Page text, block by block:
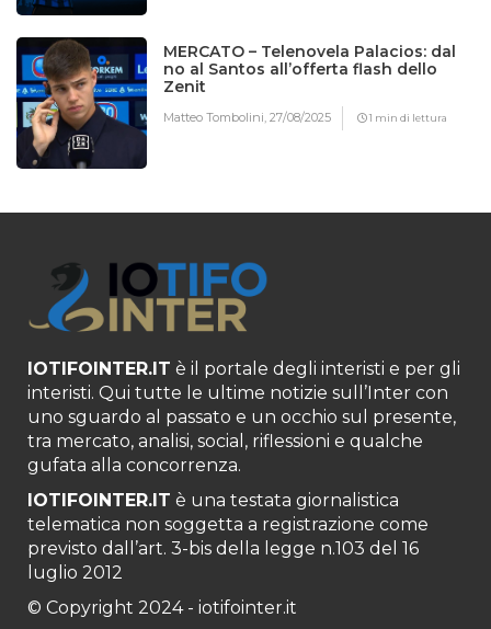
MERCATO – Telenovela Palacios: dal
no al Santos all’offerta flash dello
Zenit
Matteo Tombolini,27/08/2025 1 min di lettura
IOTIFOINTER.IT è il portale degli interisti e per gli
interisti. Qui tutte le ultime notizie sull’Inter con
uno sguardo al passato e un occhio sul presente,
tra mercato, analisi, social, riflessioni e qualche
gufata alla concorrenza.
IOTIFOINTER.IT è una testata giornalistica
telematica non soggetta a registrazione come
previsto dall’art. 3-bis della legge n.103 del 16
luglio 2012
© Copyright 2024 - iotifointer.it